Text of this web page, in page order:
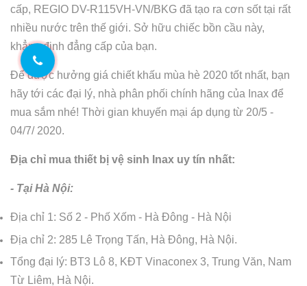
cấp, REGIO DV-R115VH-VN/BKG đã tạo ra cơn sốt tại rất
nhiều nước trên thế giới. Sở hữu chiếc bồn cầu này,
khẳng định đẳng cấp của bạn.
Để được hưởng giá chiết khấu mùa hè 2020 tốt nhất, bạn
hãy tới các đại lý, nhà phân phối chính hãng của Inax để
mua sắm nhé! Thời gian khuyến mại áp dụng từ 20/5 -
04/7/ 2020.
Địa chỉ mua thiết bị vệ sinh Inax uy tín nhất:
- Tại Hà Nội:
Địa chỉ 1: Số 2 - Phố Xốm - Hà Đông - Hà Nội
Địa chỉ 2: 285 Lê Trọng Tấn, Hà Đông, Hà Nội.
Tổng đại lý: BT3 Lô 8, KĐT Vinaconex 3, Trung Văn, Nam
Từ Liêm, Hà Nội.